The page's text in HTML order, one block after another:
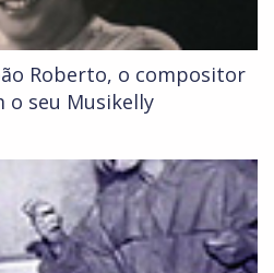
Roberto, o compositor
o seu Musikelly